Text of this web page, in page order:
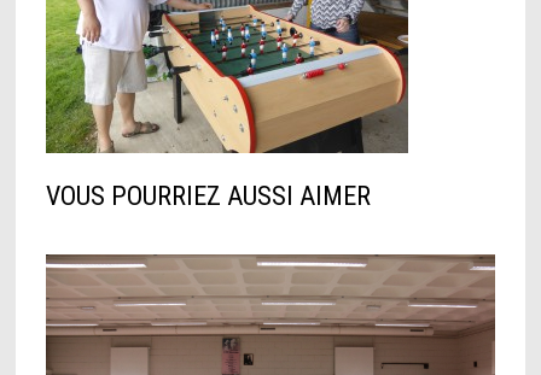
VOUS POURRIEZ AUSSI AIMER